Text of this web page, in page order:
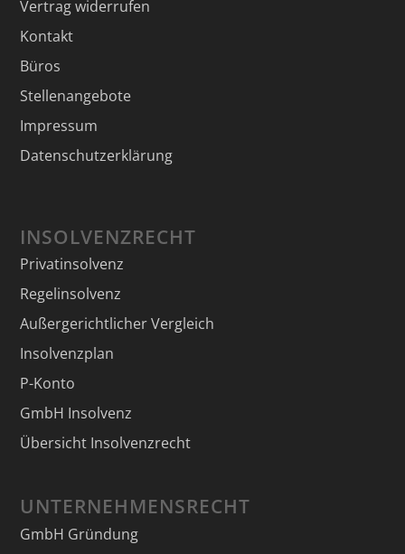
Vertrag widerrufen
Kontakt
Büros
Stellenangebote
Impressum
Datenschutzerklärung
INSOLVENZRECHT
Privatinsolvenz
Regelinsolvenz
Außergerichtlicher Vergleich
Insolvenzplan
P-Konto
GmbH Insolvenz
Übersicht Insolvenzrecht
UNTERNEHMENSRECHT
GmbH Gründung